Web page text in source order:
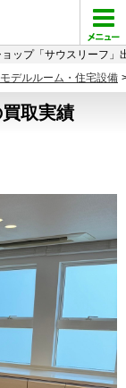
ップ「サウスリーフ」
モデルルーム・住宅設備
取実績